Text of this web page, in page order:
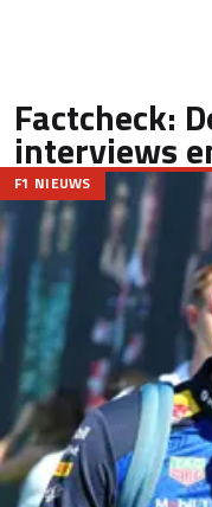
Factcheck:
interviews
F1 NIEUWS